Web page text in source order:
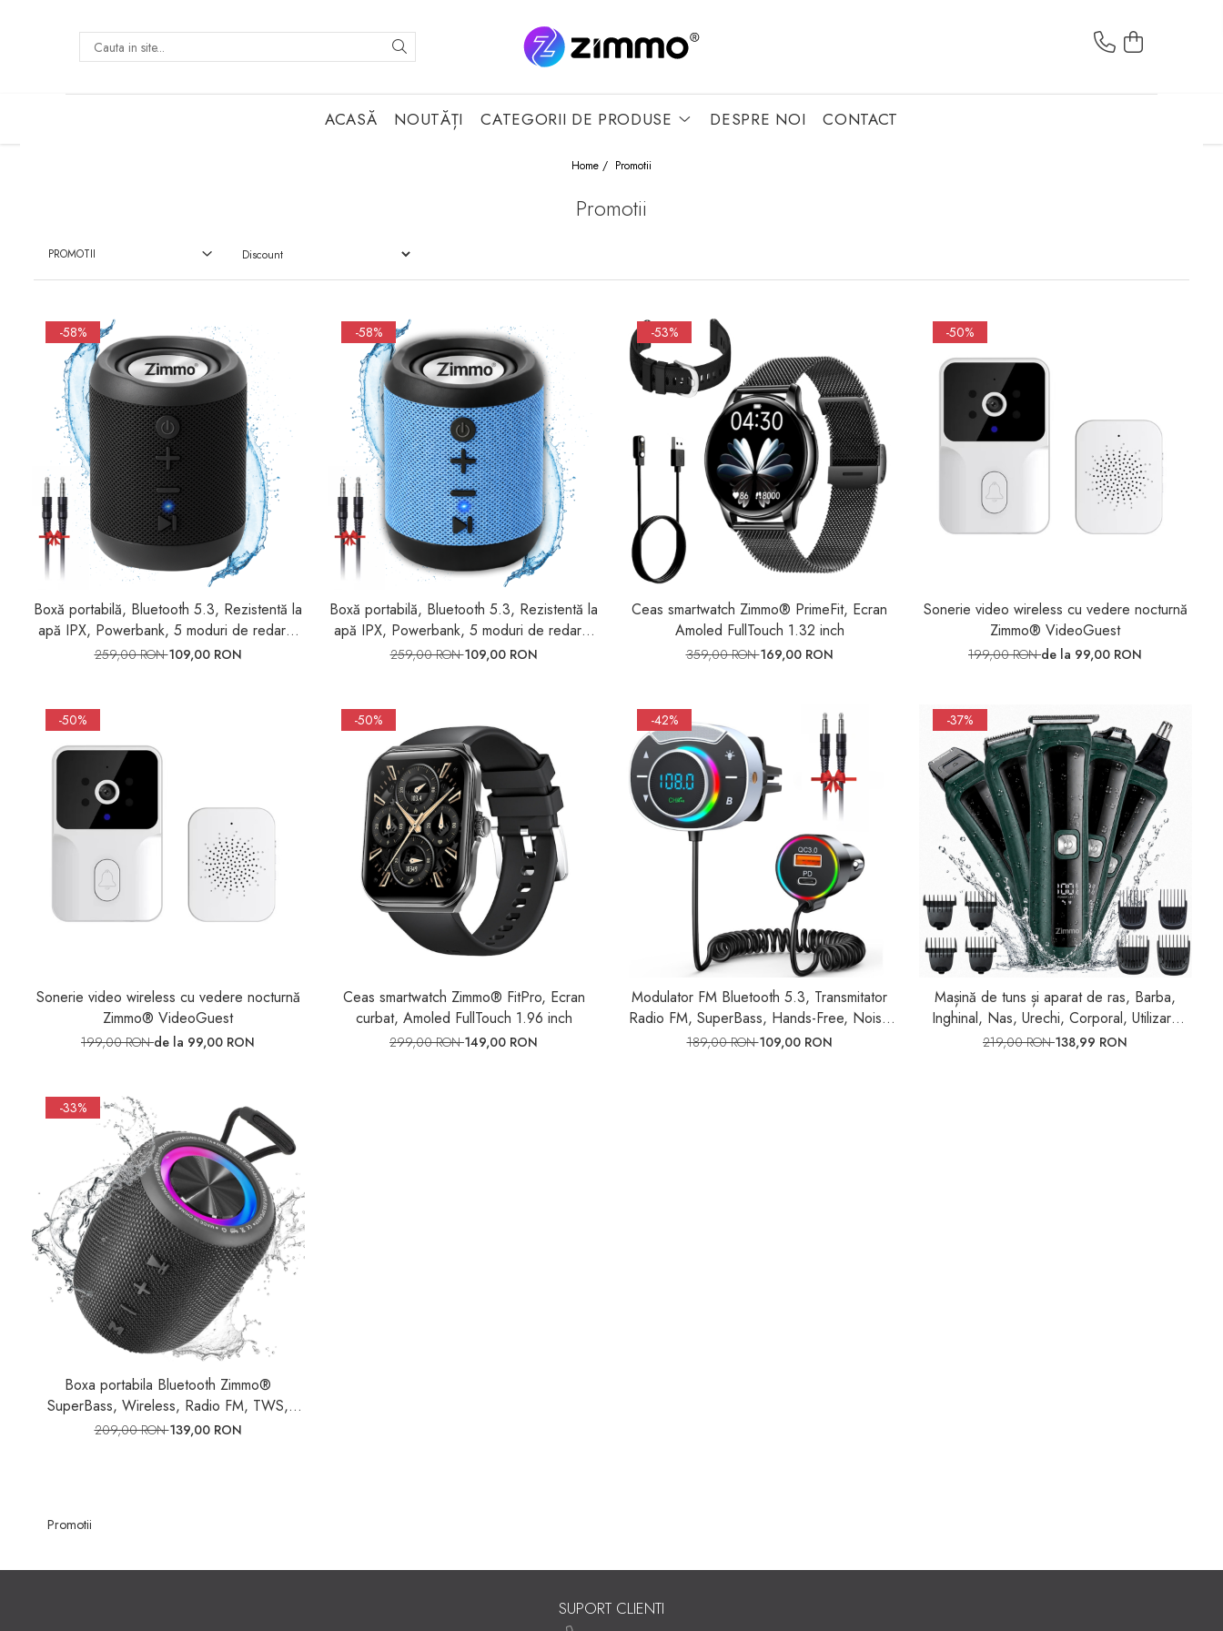
Categorii de produse
Boxe portabile
Securitate pentru casa ta
Accesorii laptop & birou
ACASĂ NOUTĂȚI CATEGORII DE PRODUSE DESPRE NOI CONTACT
Home / Promotii
Promotii
PROMOTII
-58%
Boxă portabilă, Bluetooth 5.3, Rezistentă la
apă IPX, Powerbank, 5 moduri de redare,
10 ore autonomie, ExtraBass, Zimmo®
259,00 RON109,00 RON
-58%
Boxă portabilă, Bluetooth 5.3, Rezistentă la
apă IPX, Powerbank, 5 moduri de redare,
10 ore autonomie, ExtraBass, Zimmo®
259,00 RON109,00 RON
-53%
Ceas smartwatch Zimmo® PrimeFit, Ecran
Amoled FullTouch 1.32 inch
359,00 RON169,00 RON
-50%
Sonerie video wireless cu vedere nocturnă
Zimmo® VideoGuest
199,00 RONde la 99,00 RON
-50%
Sonerie video wireless cu vedere nocturnă
Zimmo® VideoGuest
199,00 RONde la 99,00 RON
-50%
Ceas smartwatch Zimmo® FitPro, Ecran
curbat, Amoled FullTouch 1.96 inch
299,00 RON149,00 RON
-42%
Modulator FM Bluetooth 5.3, Transmitator
Radio FM, SuperBass, Hands-Free, Noise
Cancelling, Redare AUX si Micro SD
189,00 RON109,00 RON
-37%
Mașină de tuns și aparat de ras, Barba,
Inghinal, Nas, Urechi, Corporal, Utilizare
umedă și uscată, 13 în 1, Afișaj LED,
219,00 RON138,99 RON
-33%
Boxa portabila Bluetooth Zimmo®
SuperBass, Wireless, Radio FM, TWS,
Sunet 360°, Waterproof, IPX6, Membrana
209,00 RON139,00 RON
Promotii
SUPORT CLIENTI